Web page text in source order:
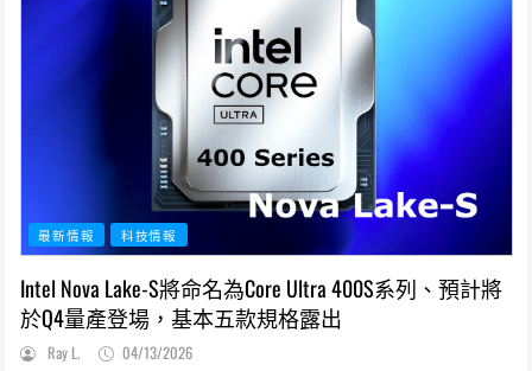
最新情報 科技情報
Intel Nova Lake-S將命名為Core Ultra 400S系列、預計將
於Q4量產登場，基本五款規格露出
Ray L. 04/13/2026